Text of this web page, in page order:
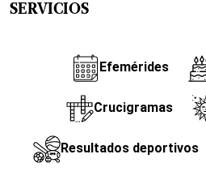
SERVICIOS
Efemérides
Crucigramas
Resultados deportivos